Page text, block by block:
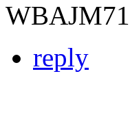
reply